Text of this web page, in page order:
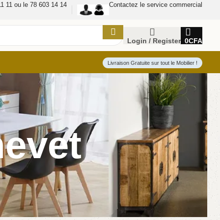
11 ou le 78 603 14 14 Contactez le service commercial
Login / Register 0CFA
Livraison Gratuite sur tout le Mobilier !